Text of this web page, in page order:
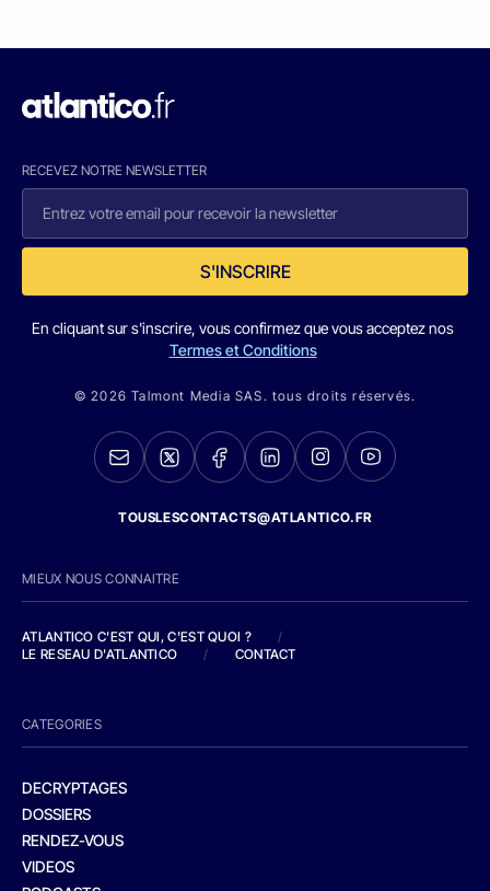
RECEVEZ NOTRE NEWSLETTER
S'INSCRIRE
En cliquant sur s'inscrire, vous confirmez que vous acceptez nos
Termes et Conditions
© 2026 Talmont Media SAS. tous droits réservés.
TOUSLESCONTACTS@ATLANTICO.FR
MIEUX NOUS CONNAITRE
ATLANTICO C'EST QUI, C'EST QUOI ?
/
LE RESEAU D'ATLANTICO
/ CONTACT
CATEGORIES
DECRYPTAGES
DOSSIERS
RENDEZ-VOUS
VIDEOS